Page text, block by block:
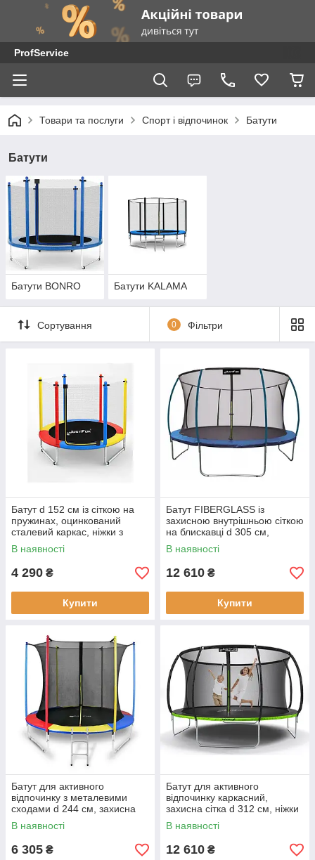
ProfService
Товари та послуги Спорт і відпочинок Батути
Батути
Батути BONRO Батути KALAMA
Сортування 0 Фільтри
Батут d 152 см із сіткою на
пружинах, оцинкований
сталевий каркас, ніжки з
насадками від подряпин,
різнокольоровий
В наявності
4 290 ₴
Купити
Батут FIBERGLASS із
захисною внутрішньою сіткою
на блискавці d 305 см,
посилена оцинкована рама,
синій
В наявності
12 610 ₴
Купити
Батут для активного
відпочинку з металевими
сходами d 244 см, захисна
сітка з блискавкою + 2
пряжки, кольоровий
В наявності
6 305 ₴
Батут для активного
відпочинку каркасний,
захисна сітка d 312 см, ніжки
U-подібної форми, вага до
150 кг, чорний
В наявності
12 610 ₴